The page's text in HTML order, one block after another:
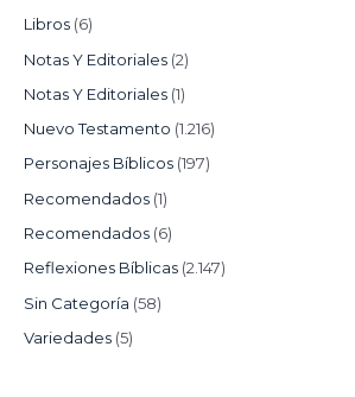
Libros (6)
Notas Y Editoriales (2)
Notas Y Editoriales (1)
Nuevo Testamento (1.216)
Personajes Bíblicos (197)
Recomendados (1)
Recomendados (6)
Reflexiones Bíblicas (2.147)
Sin Categoría (58)
Variedades (5)